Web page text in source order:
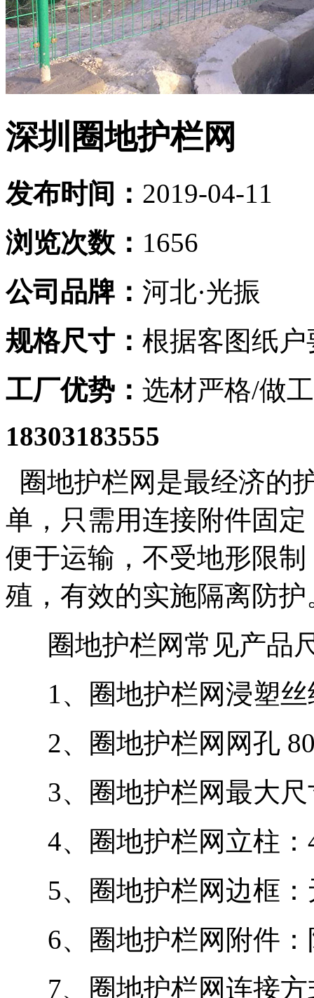
深圳圈地护栏网
发布时间： 2019-04-11
浏览次数： 1656
公司品牌： 河北·光振
规格尺寸： 根据客图纸
工厂优势： 选材严格/做
18303183555
圈地护栏网是最经济的
单，只需用连接附件固
便于运输，不受地形限
殖，有效的实施隔离防护
圈地护栏网常见产品
1、圈地护栏网浸塑丝
2、圈地护栏网网孔
3、圈地护栏网最大尺
4、圈地护栏网立柱：
5、圈地护栏网边框：
6、圈地护栏网附件：
7、圈地护栏网连接